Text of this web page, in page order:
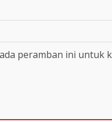
peramban ini untuk